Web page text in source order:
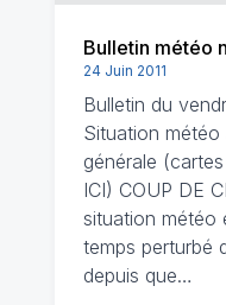
Bulletin météo
24 Juin 2011
Bulletin du
Situation
générale
ICI) COUP DE
situation météo
temps perturbé
depuis que…